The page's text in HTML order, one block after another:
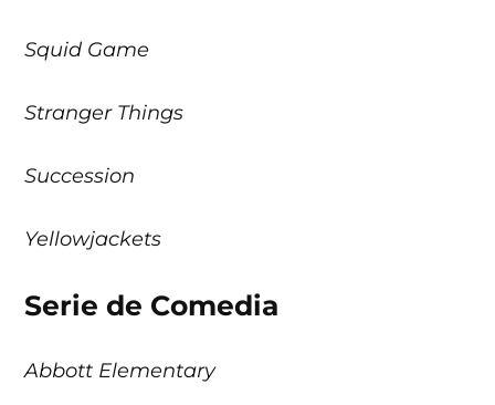
Squid Game
Stranger Things
Succession
Yellowjackets
Serie de Comedia
Abbott Elementary